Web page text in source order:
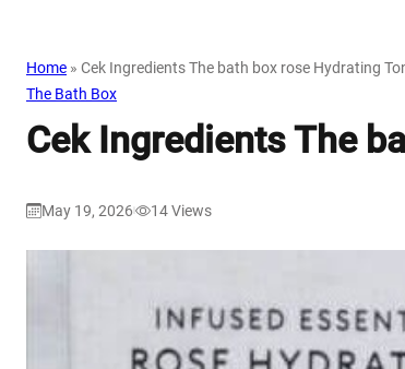
Home » Cek Ingredients The bath box rose Hydrating
The Bath Box
Cek Ingredients The
May 19, 2026 14Views